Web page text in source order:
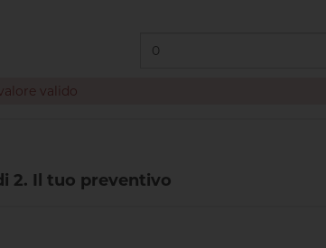
valido
2. Il tuo preventivo